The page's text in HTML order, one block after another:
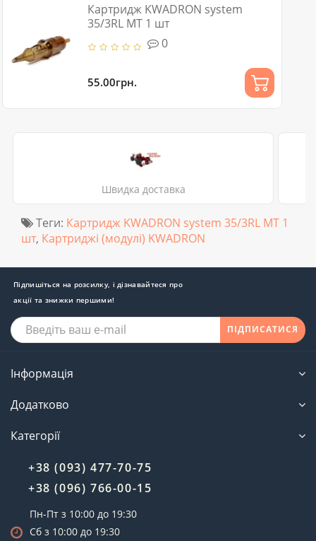
Картридж KWADRON system
35/3RL MT 1 шт
0
55.00грн.
Швидка доставка
Теги: Картридж KWADRON system 35/3RL MT 1
шт, Картриджі (модулі) KWADRON
Підпишіться на розсилку, і дізнавайтеся про
акції та знижки першими!
ПІДПИСАТИСЯ
Інформація
Додатково
Категорії
+38 (093) 477-70-75
+38 (096) 766-00-15
Пн-Пт з 10:00 до 19:30
Сб з 10:00 до 19:30